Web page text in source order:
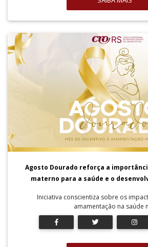
Agosto Dourado reforça a
materno para a saúde e o
Iniciativa conscientiza sobre os
amamentação na saúde